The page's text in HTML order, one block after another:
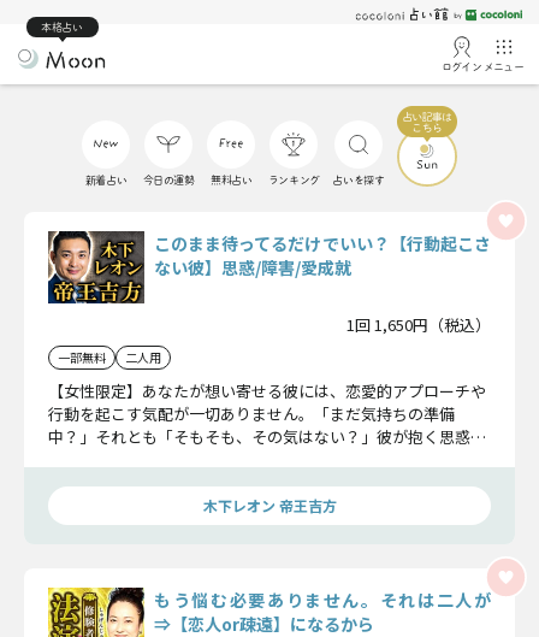
本格占い
ログイン メニュー
新着占い 今日の運勢 無料占い ランキング 占いを探す
このまま待ってるだけでいい？【行動起こさ
ない彼】思惑/障害/愛成就
1回 1,650円（税込）
一部無料 二人用
【女性限定】あなたが想い寄せる彼には、恋愛的アプローチや
行動を起こす気配が一切ありません。「まだ気持ちの準備
中？」それとも「そもそも、その気はない？」彼が抱く思惑、
木下レオン 帝王吉方
もう悩む必要ありません。それは二人が
⇒【恋人or疎遠】になるから